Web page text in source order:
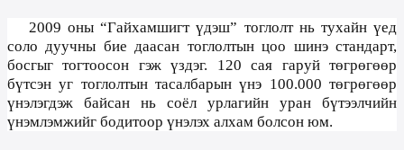
2009 оны “Гайхамшигт үдэш” тоглолт нь тухайн үед
соло дуучны бие даасан тоглолтын цоо шинэ стандарт,
босгыг тогтоосон гэж үздэг. 120 сая гаруй төгрөгөөр
бүтсэн уг тоглолтын тасалбарын үнэ 100.000 төгрөгөөр
үнэлэгдэж байсан нь соёл урлагийн уран бүтээлчийн
үнэмлэмжийг бодитоор үнэлэх алхам болсон юм.